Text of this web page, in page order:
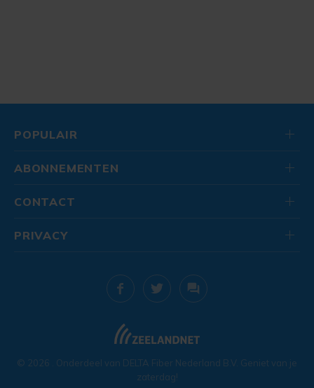
POPULAIR
ABONNEMENTEN
CONTACT
© 2026 . Onderdeel van DELTA Fiber Nederland B.V. Geniet van je
zaterdag!
PRIVACY